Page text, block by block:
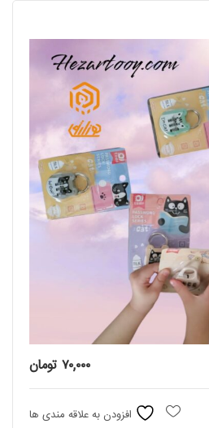
۷۰,۰۰۰ تومان
افزودن به علاقه مندی ها